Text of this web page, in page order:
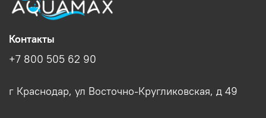
Контакты
+7 800 505 62 90
г Краснодар, ул Восточно-Кругликовская, д 49